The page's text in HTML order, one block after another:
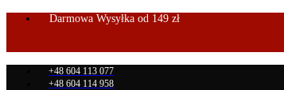
Darmowa Wysyłka od 149 zł
+48 604 113 077
+48 604 114 958